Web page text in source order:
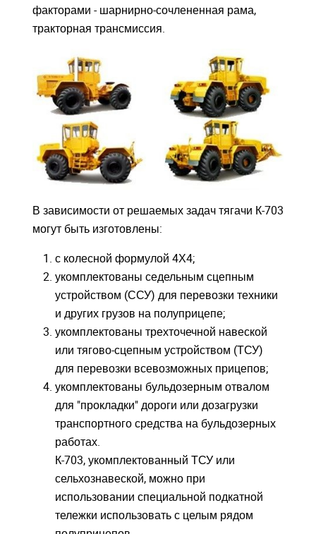
факторами - шарнирно-сочлененная рама,
тракторная трансмиссия.
В зависимости от решаемых задач тягачи К-703
могут быть изготовлены:
с колесной формулой 4Х4;
укомплектованы седельным сцепным
устройством (ССУ) для перевозки техники
и других грузов на полуприцепе;
укомплектованы трехточечной навеской
или тягово-сцепным устройством (ТСУ)
для перевозки всевозможных прицепов;
укомплектованы бульдозерным отвалом
для "прокладки" дороги или дозагрузки
транспортного средства на бульдозерных
работах.
К-703, укомплектованный ТСУ или
сельхознавеской, можно при
использовании специальной подкатной
тележки использовать с целым рядом
Закрыть окно
Войдите
Для входа на сайт, введите ваш логин и пароль
Забыли пароль?
ВОЙТИ
С возвращением!
Авторизуйтесь на сайте
введите свой логин и пароль
Закрыть окно
Войдите
Для входа на сайт, введите ваш логин и пароль
Забыли пароль?
ВОЙТИ
С возвращением!
Авторизуйтесь на сайте
введите свой логин и пароль